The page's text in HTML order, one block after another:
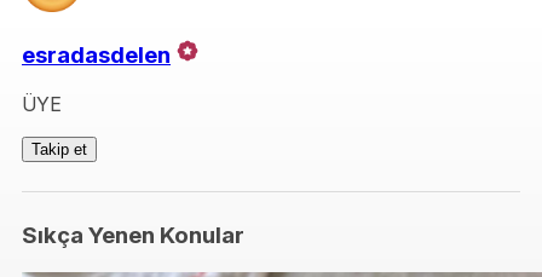
esradasdelen
ÜYE
Takip et
Sıkça Yenen Konular